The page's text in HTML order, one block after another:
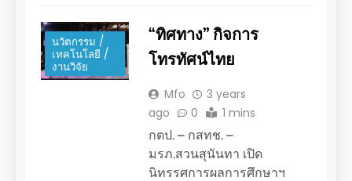
นวัตกรรม /
เทคโนโลยี /
งานวิจัย
“ทิศทาง” กิจการ
โทรทัศน์ไทย
Mfo
3 years
ago
0 1 mins
กตป. – กสทช. –
มรภ.สวนสุนันทา เปิด
นิทรรศการผลการศึกษาฯ